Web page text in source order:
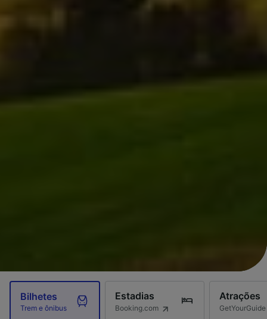
Bilhetes
Trem e ônibus
Estadias
Booking.com
Atrações
GetYourGuide